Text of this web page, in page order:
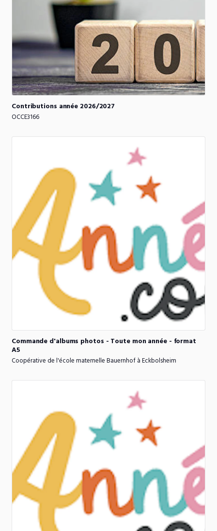
Contributions année 2026​/​2027
OCCE3166
Commande d'albums photos - Toute monannée - format
A5
Coopérative de l'école maternelle Bauernhof à Eckbolsheim